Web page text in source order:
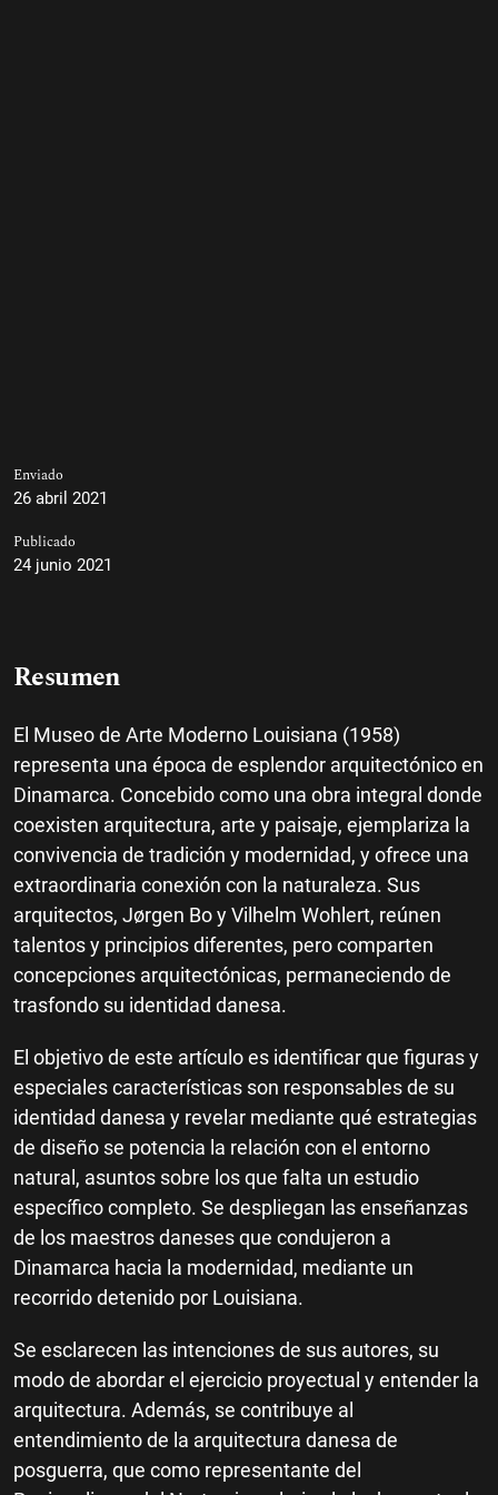
Enviado
26 abril 2021
Publicado
24 junio 2021
Resumen
El Museo de Arte Moderno Louisiana (1958)
representa una época de esplendor arquitectónico en
Dinamarca. Concebido como una obra integral donde
coexisten arquitectura, arte y paisaje, ejemplariza la
convivencia de tradición y modernidad, y ofrece una
extraordinaria conexión con la naturaleza. Sus
arquitectos, Jørgen Bo y Vilhelm Wohlert, reúnen
talentos y principios diferentes, pero comparten
concepciones arquitectónicas, permaneciendo de
trasfondo su identidad danesa.
El objetivo de este artículo es identificar que figuras y
especiales características son responsables de su
identidad danesa y revelar mediante qué estrategias
de diseño se potencia la relación con el entorno
natural, asuntos sobre los que falta un estudio
específico completo. Se despliegan las enseñanzas
de los maestros daneses que condujeron a
Dinamarca hacia la modernidad, mediante un
recorrido detenido por Louisiana.
Se esclarecen las intenciones de sus autores, su
modo de abordar el ejercicio proyectual y entender la
arquitectura. Además, se contribuye al
entendimiento de la arquitectura danesa de
posguerra, que como representante del